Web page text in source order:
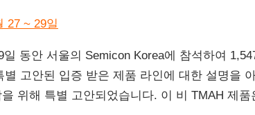
동안 서울의 Semicon Korea에 참석하여
고안된 입증 받은 제품 라인에 대한 설명을
위해 특별 고안되었습니다. 이 비 TMAH 제